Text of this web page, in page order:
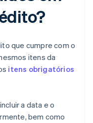
que cumpre com o
itens da
itens obrigatórios
a data e o
bem como